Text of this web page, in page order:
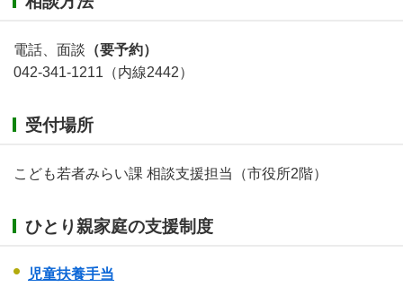
電話、面談 （要予約）
042-341-1211（内線2442）
受付場所
こども若者みらい課 相談支援担当（市役所2階）
ひとり親家庭の支援制度
児童扶養手当